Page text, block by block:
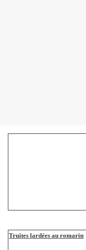
Truites lardées au romarin